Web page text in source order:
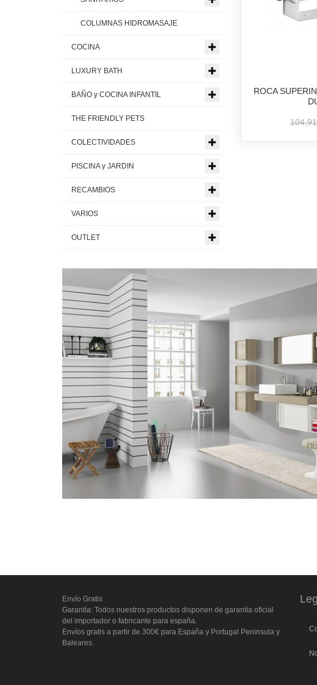
ROCA
COLUMNAS HIDROMASAJE
COCINA
LUXURY BATH
BAÑO y COCINA INFANTIL
THE FRIENDLY PETS
COLECTIVIDADES
PISCINA y JARDIN
RECAMBIOS
VARIOS
OUTLET
Envío Gratis
Garantía: Todos nuestros productos disponen de garantía oficial
del importador o fabricante para españa.
Envíos gratis a partir de 300€ para España y Portugal Peninsula y
Baleares.